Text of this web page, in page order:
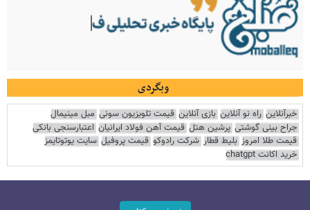
وبگردی
خبرآنلاین راه نو آنلاین بازی آنلاین قیمت تلویزیون سونی مبل مینیمال
جراح بینی گوشتی پرشین هتل قیمت آهن فولاد ایرانیان اعتبارسنجی بانکی
قیمت طلا امروز بلیط قطار شرکت رادوکو قیمت پروفیل سایت یوتوتایمز
خرید اکانت chatgpt